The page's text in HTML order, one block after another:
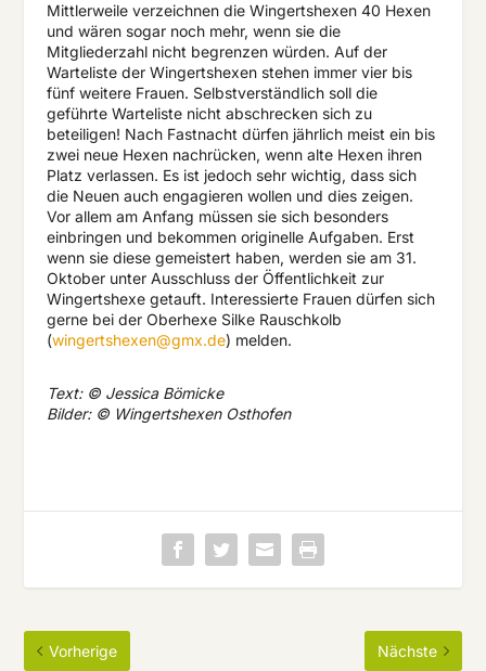
Mittlerweile verzeichnen die Wingertshexen 40 Hexen
und wären sogar noch mehr, wenn sie die
Mitgliederzahl nicht begrenzen würden. Auf der
Warteliste der Wingertshexen stehen immer vier bis
fünf weitere Frauen. Selbstverständlich soll die
geführte Warteliste nicht abschrecken sich zu
beteiligen! Nach Fastnacht dürfen jährlich meist ein bis
zwei neue Hexen nachrücken, wenn alte Hexen ihren
Platz verlassen. Es ist jedoch sehr wichtig, dass sich
die Neuen auch engagieren wollen und dies zeigen.
Vor allem am Anfang müssen sie sich besonders
einbringen und bekommen originelle Aufgaben. Erst
wenn sie diese gemeistert haben, werden sie am 31.
Oktober unter Ausschluss der Öffentlichkeit zur
Wingertshexe getauft. Interessierte Frauen dürfen sich
gerne bei der Oberhexe Silke Rauschkolb
(wingertshexen@gmx.de) melden.
Text: © Jessica Bömicke
Bilder: © Wingertshexen Osthofen
Vorherige Nächste